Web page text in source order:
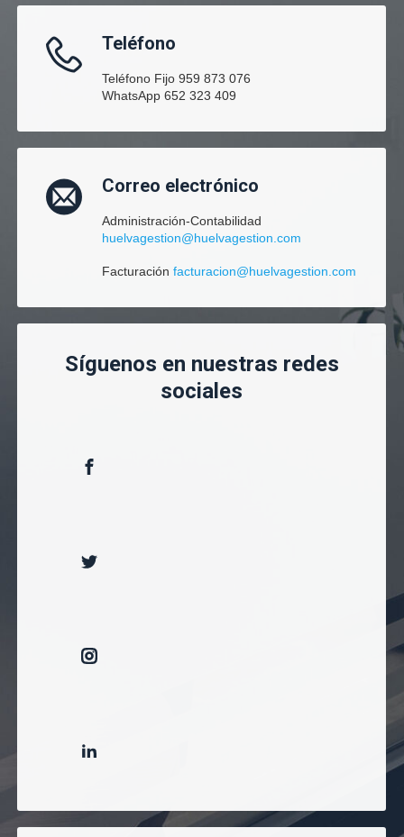
Teléfono
Teléfono Fijo 959 873 076
WhatsApp 652 323 409
Correo electrónico
Administración-Contabilidad
huelvagestion@huelvagestion.com
Facturación facturacion@huelvagestion.com
Síguenos en nuestras redes
sociales